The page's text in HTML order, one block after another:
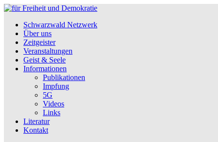
Schwarzwald Netzwerk
Über uns
Zeitgeister
Veranstaltungen
Geist & Seele
Informationen
Publikationen
Impfung
5G
Videos
Links
Literatur
Kontakt